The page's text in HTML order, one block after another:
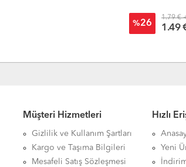
%26
1.79 €
1.49
Müşteri Hizmetleri
Gizlilik ve Kullanım Şartları
Kargo ve Taşıma Bilgileri
Mesafeli Satış Sözleşmesi
Hızlı
Yeni